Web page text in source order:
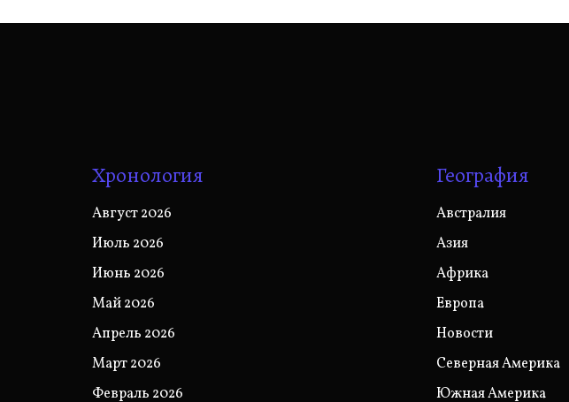
Хронология
Август 2026
Июль 2026
Июнь 2026
Май 2026
Апрель 2026
Март 2026
Февраль 2026
География
Австралия
Азия
Африка
Европа
Новости
Северная Америка
Южная Америка